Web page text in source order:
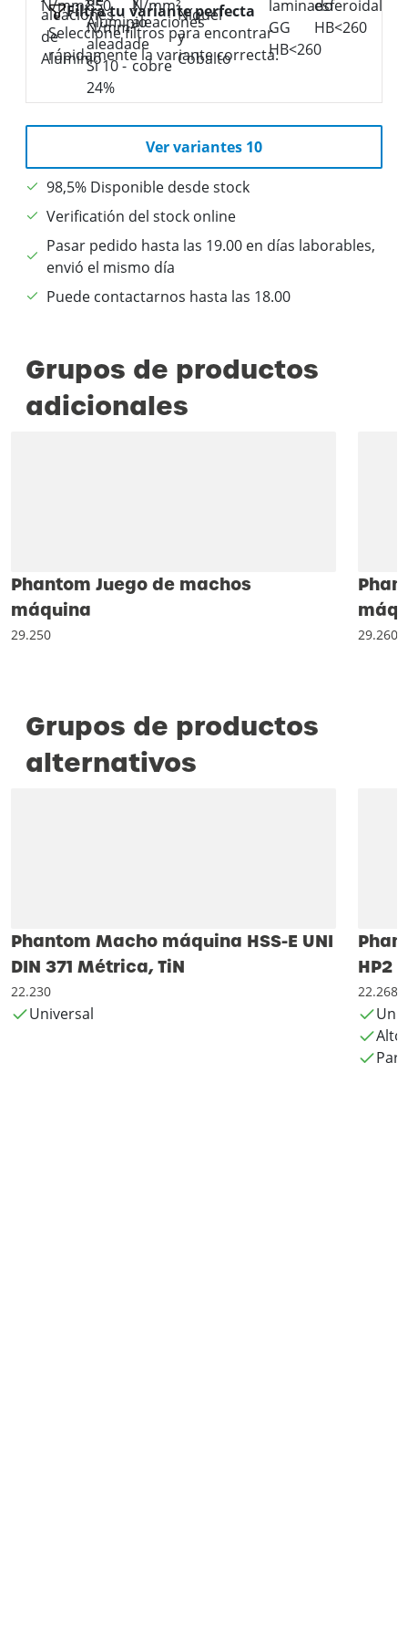
Filtra tu variante perfecta
Seleccione filtros para encontrar
rápidamente la variante correcta.
Ver variantes 10
98,5% Disponible desde stock
Verificatión del stock online
Pasar pedido hasta las 19.00 en días laborables,
envió el mismo día
Puede contactarnos hasta las 18.00
Grupos de productos
adicionales
Phantom Juego de machos
máquina
29.250 29.260
Grupos de productos
alternativos
Phantom Macho máquina HSS-E UNI
DIN 371 Métrica, TiN
22.230
Universal
HP2
22.268
Alto